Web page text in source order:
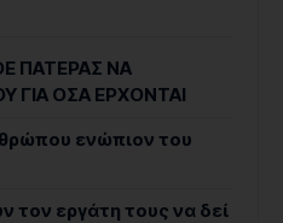
ΠΑΤΕΡΑΣ ΝΑ
ΓΙΑ ΟΣΑ ΕΡΧΟΝΤΑΙ
ενώπιον του
τον εργάτη τους να δεί